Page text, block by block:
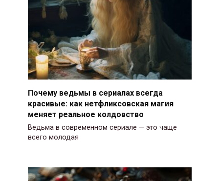
Почему ведьмы в сериалах всегда
красивые: как нетфликсовская магия
меняет реальное колдовство
Ведьма в современном сериале — это чаще
всего молодая